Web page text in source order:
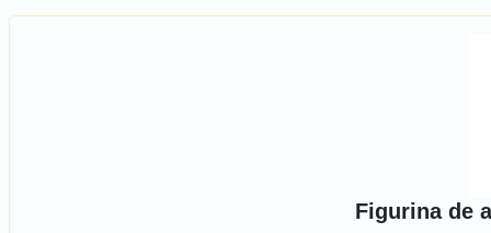
Figurina de